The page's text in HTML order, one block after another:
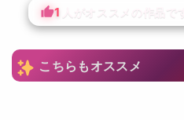
1 人がオススメの作品です
こちらもオススメ